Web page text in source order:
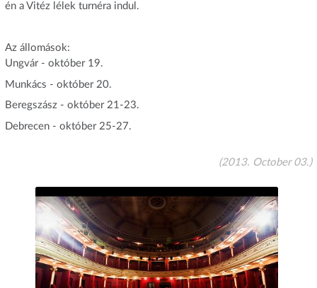
én a Vitéz lélek turnéra indul.
Az állomások:
Ungvár - október 19.
Munkács - október 20.
Beregszász - október 21-23.
Debrecen - október 25-27.
(2013. October 03.)